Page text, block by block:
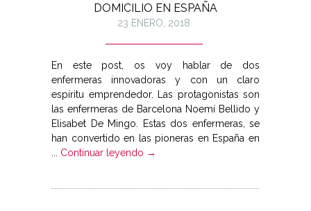
DOMICILIO EN ESPAÑA
23 ENERO, 2018
En este post, os voy hablar de dos
enfermeras innovadoras y con un claro
espíritu emprendedor. Las protagonistas son
las enfermeras de Barcelona Noemí Bellido y
Elisabet De Mingo. Estas dos enfermeras, se
han convertido en las pioneras en España en
Continuar leyendo →